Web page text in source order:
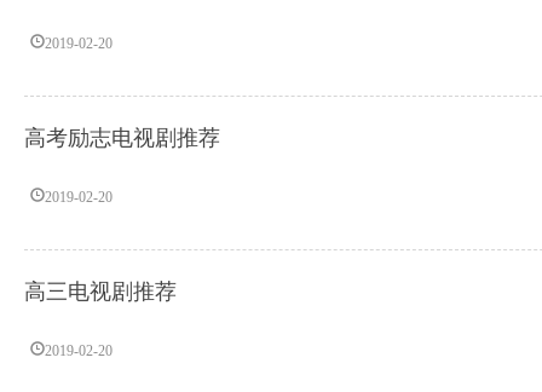
2019-02-20
高考励志电视剧推荐
2019-02-20
高三电视剧推荐
2019-02-20